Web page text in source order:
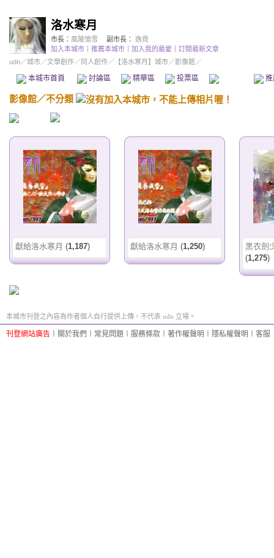
洛水寒月
市長： 風陵憶雪 副市長： 逸霓
加入本城市
推薦本城市 加入我的最愛
訂閱最新文章
udn／城市／文學創作／同人創作／ 【洛水寒月】城市／影像館／
本城市首頁 討論區 精華區 投票區 影像館
影像館／不分類
獻給洛水寒月 (1,187) 獻給洛水寒月 (1,250)
黑衣劍
(1,275)
本城市刊登之內容為作者個人自行提供上傳，不代表 udn 立場。
刊登網站廣告 關於我們 常見問題 服務條款 著作權聲明 隱私權聲明 客服